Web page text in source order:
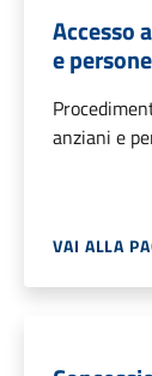
Accesso
e
anziani e
VAI ALLA